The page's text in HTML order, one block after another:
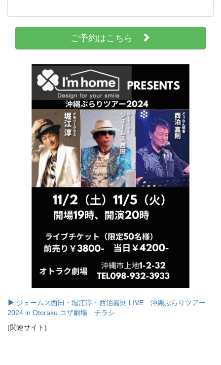
ご予約はこちら
ジェームス西田・堀江淳・西泊嘉則 LIVE 沖縄ぶらりツアー
2024 in Otoraku コザ劇場 チラシ
(関連サイト)